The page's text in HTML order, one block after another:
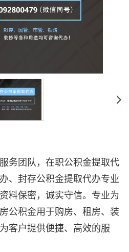
务团队，在职公积金提取代
、封存公积金提取代办专业
料保密，诚实守信。专业为
公积金用于购房、租房、装
客户提供便捷、高效的服